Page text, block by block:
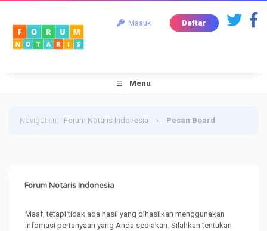
Masuk Daftar
Menu
Navigation: Forum Notaris Indonesia › Pesan Board
Forum Notaris Indonesia
Maaf, tetapi tidak ada hasil yang dihasilkan menggunakan
infomasi pertanyaan yang Anda sediakan. Silahkan tentukan